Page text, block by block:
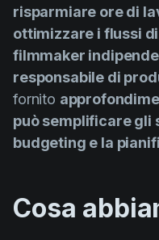
risparmiare ore di
ottimizzare i flussi
filmmaker
responsabile di
fornito
può semplificare gli
budgeting e la
Cosa